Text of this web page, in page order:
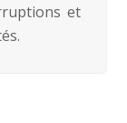
et